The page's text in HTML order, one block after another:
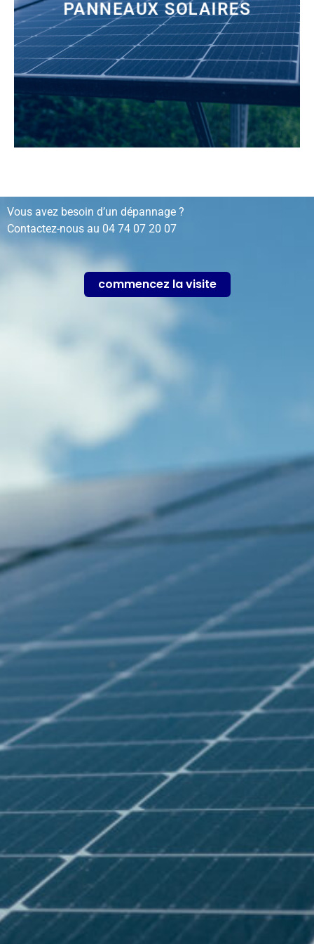
PANNEAUX SOLAIRES
installation, rénovation, dépannage…
Vous avez besoin d’un dépannage ?
Contactez-nous au 04 74 07 20 07
commencez la visite